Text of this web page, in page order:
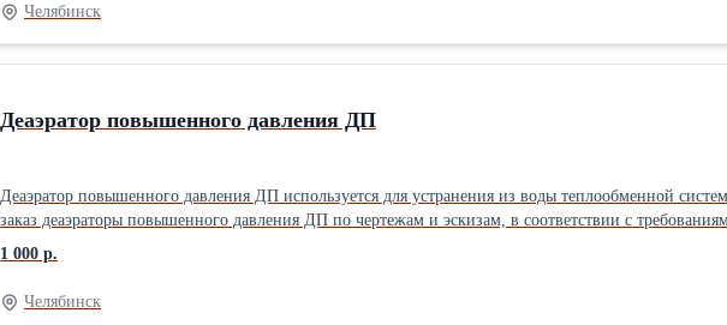
Челябинск
Деаэратор повышенного давления ДП
Деаэратор повышенного давления ДП используется для устранения из воды теплообменной
1 000 р.
Челябинск